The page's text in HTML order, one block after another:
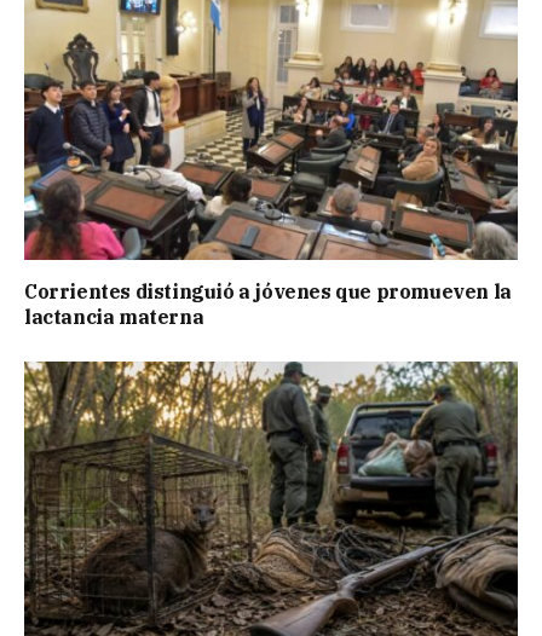
Corrientes distinguió a jóvenes que promueven la
lactancia materna